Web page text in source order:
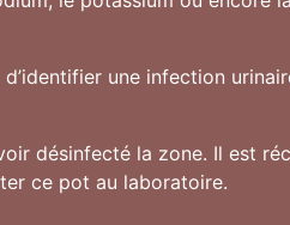
une infection
désinfecté la zone. Il est
ce pot au laboratoire.